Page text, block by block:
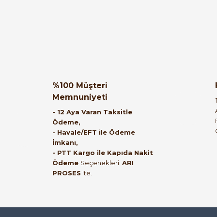
memnun kaldım.
Alışveriş süreci de hızlı ve problemsiz geçti.
Kemal Toktaş | 20/06/2026
saticinin sonrasindaki iletisim ve
%100 Müşteri
Memnuniyeti
- 12 Aya Varan Taksitle
Ödeme,
- Havale/EFT ile Ödeme
İmkanı,
- PTT Kargo ile Kapıda Nakit
Ödeme Seçenekleri: ARI
PROSES 'te.